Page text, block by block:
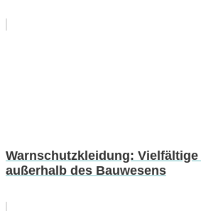
Warnschutzkleidung:
außerhalb des Bauwesens